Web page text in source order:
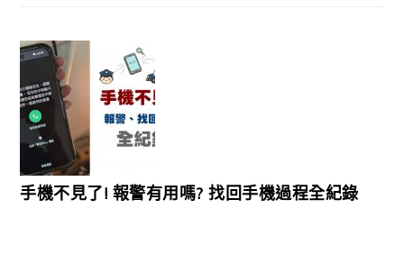
手機不見了! 報警有用嗎? 找回手機過程全紀錄